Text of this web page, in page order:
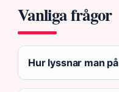
Vanliga frågor
Hur lyssnar man